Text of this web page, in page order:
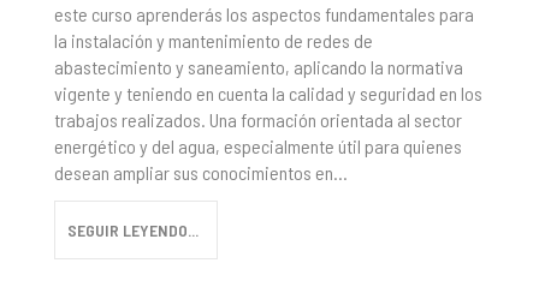
este curso aprenderás los aspectos fundamentales para
la instalación y mantenimiento de redes de
abastecimiento y saneamiento, aplicando la normativa
vigente y teniendo en cuenta la calidad y seguridad en los
trabajos realizados. Una formación orientada al sector
energético y del agua, especialmente útil para quienes
desean ampliar sus conocimientos en...
SEGUIR LEYENDO...